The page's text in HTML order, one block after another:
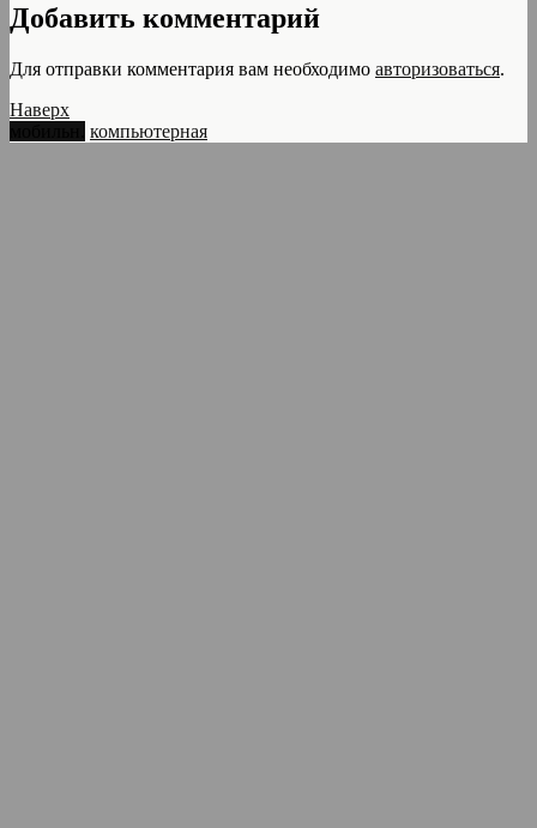
Добавить комментарий
Для отправки комментария вам необходимо авторизоваться.
Наверх
компьютерная